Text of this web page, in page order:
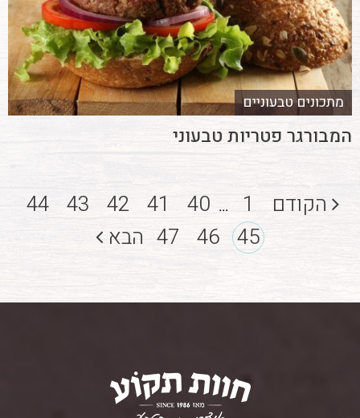
מתכונים טבעוניים
המבורגר פטריות טבעוני
הקודם 1
...
40
41
42
43
44
45
46
47 הבא